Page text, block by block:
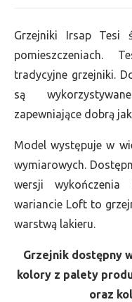
Grzejniki Irsap Tesi
pomieszczeniach.
tradycyjne grzejniki.
są
zapewniające dobrą
Model występuje w
wymiarowych.
wersji
wariancie Loft to
warstwą lakieru.
Grzejnik dostępny
kolory z palety
oraz